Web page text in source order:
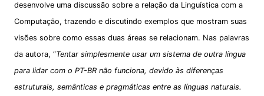
desenvolve uma discussão sobre a relação da Linguística com a
Computação, trazendo e discutindo exemplos que mostram suas
visões sobre como essas duas áreas se relacionam. Nas palavras
da autora, “Tentar simplesmente usar um sistema de outra língua
para lidar com o PT-BR não funciona, devido às diferenças
estruturais, semânticas e pragmáticas entre as línguas naturais.